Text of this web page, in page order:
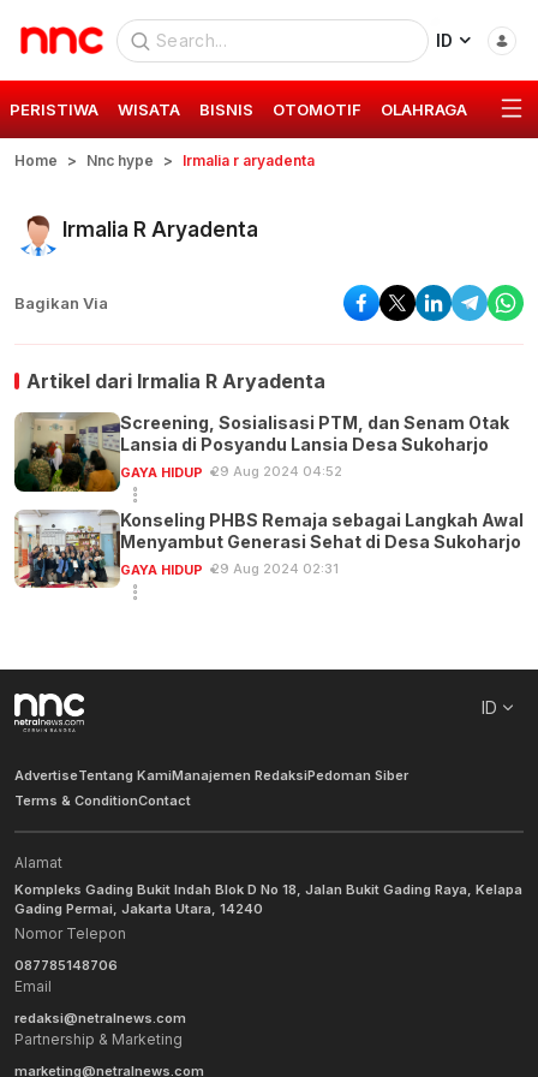
ID
PERISTIWA WISATA BISNIS OTOMOTIF OLAHRAGA GAYA
Home Nnc hype Irmalia r aryadenta
Irmalia R Aryadenta
Bagikan Via
Artikel dari Irmalia R Aryadenta
Screening, Sosialisasi PTM, dan Senam Otak
Lansia di Posyandu Lansia Desa Sukoharjo
GAYA HIDUP 29 Aug 2024 04:52
Konseling PHBS Remaja sebagai Langkah Awal
Menyambut Generasi Sehat di Desa Sukoharjo
GAYA HIDUP 29 Aug 2024 02:31
ID
AdvertiseTentang KamiManajemen RedaksiPedoman Siber
Terms & ConditionContact
Alamat
Kompleks Gading Bukit Indah Blok D No 18, Jalan Bukit Gading Raya, Kelapa
Gading Permai, Jakarta Utara, 14240
Nomor Telepon
087785148706
Email
redaksi@netralnews.com
Partnership & Marketing
marketing@netralnews.com